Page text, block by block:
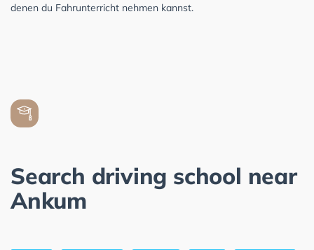
denen du Fahrunterricht nehmen kannst.
Search driving school near
Ankum